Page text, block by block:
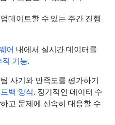
데이트할 수 있는 주간 진행
어 내에서 실시간 데이터를
적 기능.
사기와 만족도를 평가하기
백 양식. 정기적인 데이터 수
고 문제에 신속히 대응할 수